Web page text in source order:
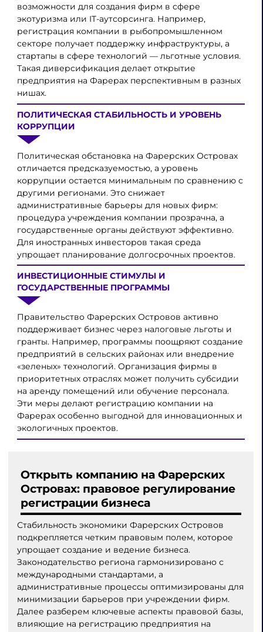
возможности для создания фирм в сфере
экотуризма или IT-аутсорсинга. Например,
регистрация компании в рыбопромышленном
секторе получает поддержку инфраструктуры, а
стартапы в сфере технологий — льготные условия.
Такая диверсификация делает открытие
предприятия на Фарерах перспективным в разных
нишах.
ПОЛИТИЧЕСКАЯ СТАБИЛЬНОСТЬ И УРОВЕНЬ
КОРРУПЦИИ
Политическая обстановка на Фарерских Островах
отличается предсказуемостью, а уровень
коррупции остается минимальным по сравнению с
другими регионами. Это снижает
административные барьеры для новых фирм:
процедура учреждения компании прозрачна, а
государственные органы действуют эффективно.
Для иностранных инвесторов такая среда
упрощает планирование долгосрочных проектов.
ИНВЕСТИЦИОННЫЕ СТИМУЛЫ И
ГОСУДАРСТВЕННЫЕ ПРОГРАММЫ
Правительство Фарерских Островов активно
поддерживает бизнес через налоговые льготы и
гранты. Например, программы поощряют создание
предприятий в сельских районах или внедрение
«зеленых» технологий. Организация фирмы в
приоритетных отраслях может получить субсидии
на аренду помещений или обучение персонала.
Эти меры делают регистрацию компании на
Фарерах особенно выгодной для инновационных и
экологичных проектов.
Открыть компанию на Фарерских
Островах: правовое регулирование
регистрации бизнеса
Стабильность экономики Фарерских Островов
подкрепляется четким правовым полем, которое
упрощает создание и ведение бизнеса.
Законодательство региона гармонизировано с
международными стандартами, а
административные процессы оптимизированы для
минимизации барьеров при учреждении фирм.
Далее разберем ключевые аспекты правовой базы,
влияющие на регистрацию предприятия на